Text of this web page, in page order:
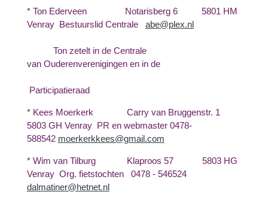
* Ton Ederveen Notarisberg 6 5801 HM
Venray Bestuurslid Centrale abe@plex.nl
Ton zetelt in de Centrale
van Ouderenverenigingen en in de
Participatieraad
* Kees Moerkerk Carry van Bruggenstr. 1
5803 GH Venray PR en webmaster 0478-
588542 moerkerkkees@gmail.com
* Wim van Tilburg Klaproos 57 5803 HG
Venray Org. fietstochten 0478 - 546524
dalmatiner@hetnet.nl